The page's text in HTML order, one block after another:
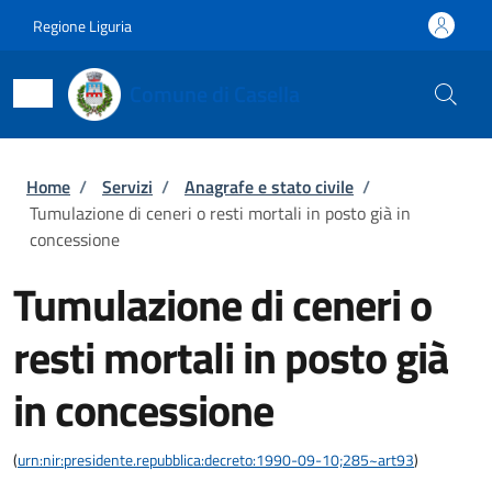
Regione Liguria
Briciole di pane
Home / Servizi / Anagrafe e stato civile /
Tumulazione di ceneri o resti mortali in posto già in
concessione
Tumulazione di ceneri o
resti mortali in posto già
in concessione
(urn:nir:presidente.repubblica:decreto:1990-09-10;285~art93)